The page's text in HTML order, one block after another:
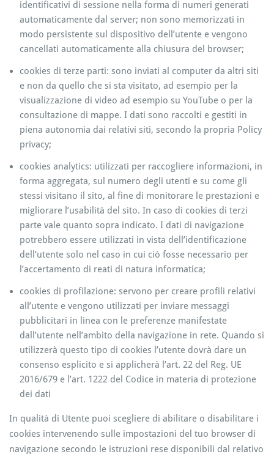
identificativi di sessione nella forma di numeri generati
automaticamente dal server; non sono memorizzati in
modo persistente sul dispositivo dell’utente e vengono
cancellati automaticamente alla chiusura del browser;
cookies di terze parti: sono inviati al computer da altri siti
e non da quello che si sta visitato, ad esempio per la
visualizzazione di video ad esempio su YouTube o per la
consultazione di mappe. I dati sono raccolti e gestiti in
piena autonomia dai relativi siti, secondo la propria Policy
privacy;
cookies analytics: utilizzati per raccogliere informazioni, in
forma aggregata, sul numero degli utenti e su come gli
stessi visitano il sito, al fine di monitorare le prestazioni e
migliorare l’usabilità del sito. In caso di cookies di terzi
parte vale quanto sopra indicato. I dati di navigazione
potrebbero essere utilizzati in vista dell’identificazione
dell’utente solo nel caso in cui ciò fosse necessario per
l’accertamento di reati di natura informatica;
cookies di profilazione: servono per creare profili relativi
all’utente e vengono utilizzati per inviare messaggi
pubblicitari in linea con le preferenze manifestate
dall’utente nell’ambito della navigazione in rete. Quando si
utilizzerà questo tipo di cookies l’utente dovrà dare un
consenso esplicito e si applicherà l’art. 22 del Reg. UE
2016/679 e l’art. 1222 del Codice in materia di protezione
dei dati
In qualità di Utente puoi scegliere di abilitare o disabilitare i
cookies intervenendo sulle impostazioni del tuo browser di
navigazione secondo le istruzioni rese disponibili dal relativo